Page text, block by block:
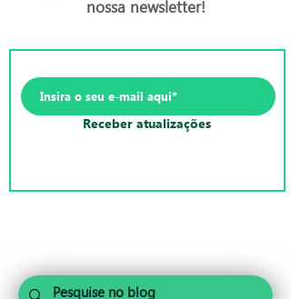
nossa newsletter!
Receber atualizações